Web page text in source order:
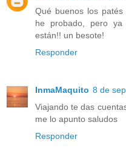
Qué buenos los
he probado, pero
están!! un besote!
Responder
InmaMaquito 8 de
Viajando te das
me lo apunto saludos
Responder